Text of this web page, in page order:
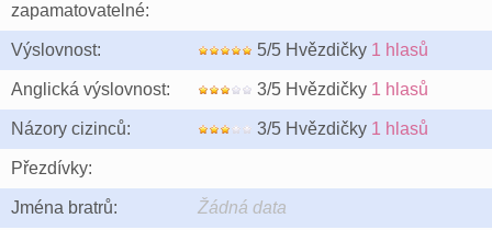
zapamatovatelné:
Výslovnost: 5/5 Hvězdičky 1 hlasů
Anglická výslovnost: 3/5 Hvězdičky 1 hlasů
Názory cizinců: 3/5 Hvězdičky 1 hlasů
Přezdívky:
Jména bratrů: Žádná data